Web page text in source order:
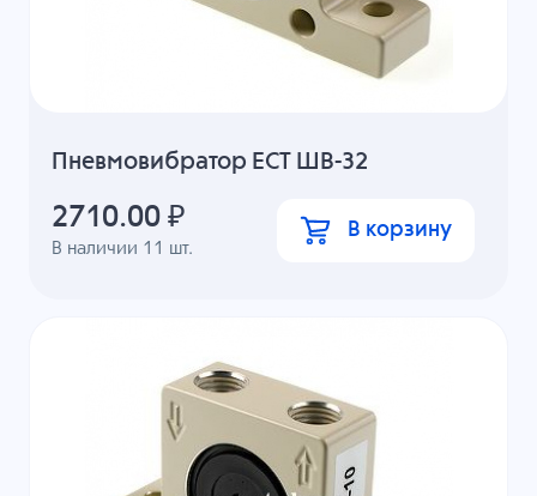
Пневмовибратор ECT ШВ-32
В наличии 11 шт.
2710.00 ₽ В корзину